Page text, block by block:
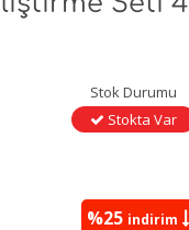
Stok Durumu
Stokta Var
%25 indirim